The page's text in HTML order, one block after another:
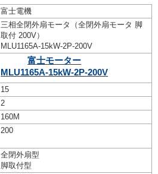
富士電機
三相全閉外扇モータ（全閉外扇モータ 脚
取付 200V）
MLU1165A-15kW-2P-200V
富士モーター
MLU1165A-15kW-2P-200V
15
2
160M
200
全閉外扇型
脚取付型